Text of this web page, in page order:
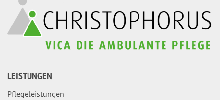
LEISTUNGEN
Pflegeleistungen